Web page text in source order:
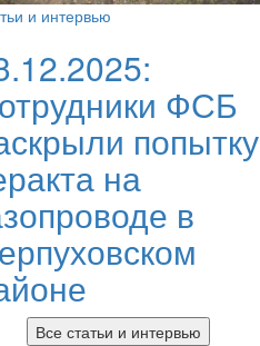
и интервью
ФСБ
попытку
на
в
Все статьи и интервью